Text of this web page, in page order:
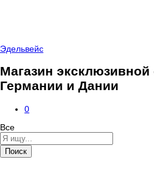
Эдельвейс
Магазин эксклюзивной
Германии и Дании
0
Все
Поиск